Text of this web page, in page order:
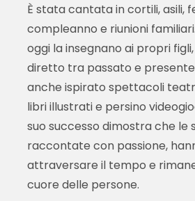
È stata cantata in cortili, asili,
compleanno e riunioni
oggi la insegnano ai propri
diretto tra passato e
anche ispirato spettacoli
libri illustrati e persino
suo successo dimostra che le
raccontate con passione,
attraversare il tempo e
cuore delle persone.